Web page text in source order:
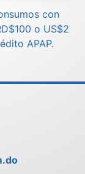
con
o US$2
APAP.